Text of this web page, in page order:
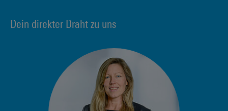
Dein direkter Draht zu uns